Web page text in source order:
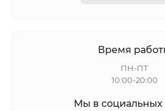
Время
ПН-ПТ
10:00-20:00
Мы в социальных